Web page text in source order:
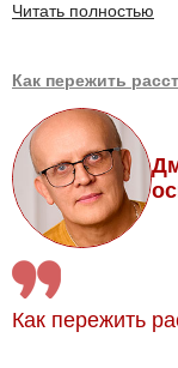
Читать полностью
Как пережить
Как пережить